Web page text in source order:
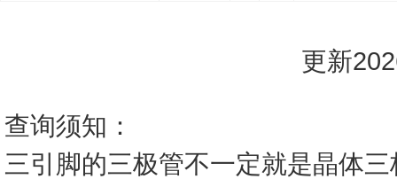
更新
查询须知：
三引脚的三极管不一定就是晶体